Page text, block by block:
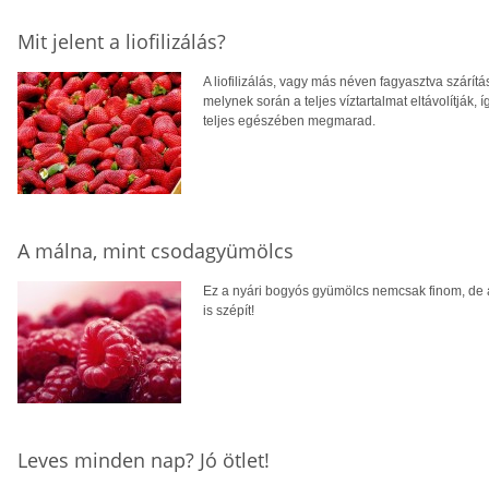
Mit jelent a liofilizálás?
A liofilizálás, vagy más néven fagyasztva
melynek során a teljes víztartalmat eltávolítják,
teljes egészében megmarad.
A málna, mint csodagyümölcs
Ez a nyári bogyós gyümölcs nemcsak finom,
is szépít!
Leves minden nap? Jó ötlet!